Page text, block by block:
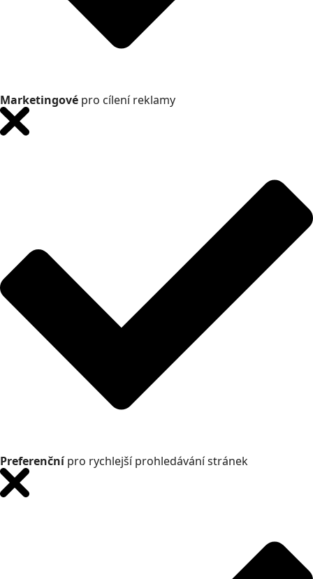
Marketingové pro cílení reklamy
Preferenčnípro rychlejší prohledávání stránek